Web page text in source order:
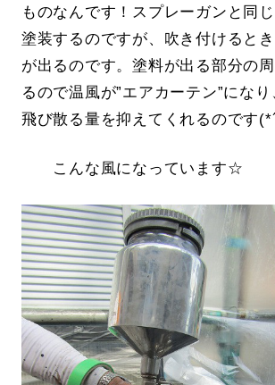
ものなんです！スプレーガンと同
塗装するのですが、吹き付けると
が出るのです。塗料が出る部分の
るので温風が”エアカーテン”にな
飛び散る量を抑えてくれるのです
こんな風になっています☆